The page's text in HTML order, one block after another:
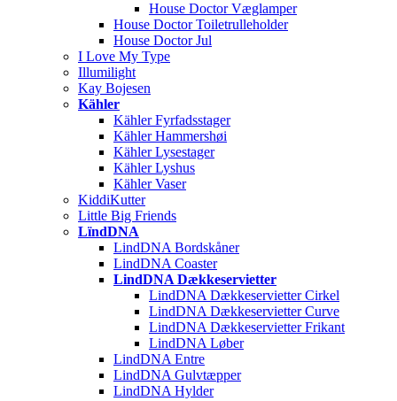
House Doctor Væglamper
House Doctor Toiletrulleholder
House Doctor Jul
I Love My Type
Illumilight
Kay Bojesen
Kähler
Kähler Fyrfadsstager
Kähler Hammershøi
Kähler Lysestager
Kähler Lyshus
Kähler Vaser
KiddiKutter
Little Big Friends
LïndDNA
LindDNA Bordskåner
LindDNA Coaster
LindDNA Dækkeservietter
LindDNA Dækkeservietter Cirkel
LindDNA Dækkeservietter Curve
LindDNA Dækkeservietter Frikant
LindDNA Løber
LindDNA Entre
LindDNA Gulvtæpper
LindDNA Hylder